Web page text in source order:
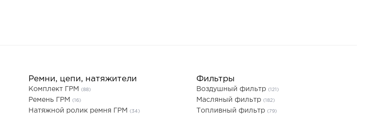
Ремни, цепи, натяжители
Комплект ГРМ (88)
Ремень ГРМ (16)
Натяжной ролик ремня ГРМ (34)
Фильтры
Воздушный фильтр (121)
Масляный фильтр (182)
Топливный фильтр (79)